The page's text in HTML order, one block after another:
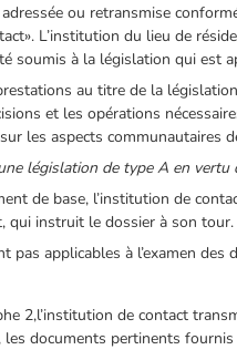
ou retransmise
L’institution du lieu de
soumis à la législation qui est
au titre de la
et les opérations
les aspects communautaires
législation de type A en vertu
de base, l’institution de
qui instruit le dossier à son tour.
applicables à l’examen des
2,l’institution de contact
documents pertinents